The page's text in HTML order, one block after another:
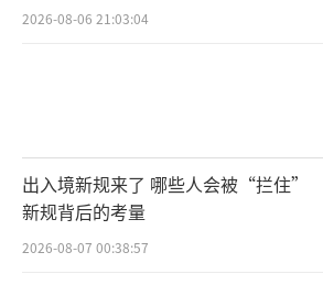
2026-08-06 21:03:04
出入境新规来了 哪些人会被“拦住”
新规背后的考量
2026-08-07 00:38:57